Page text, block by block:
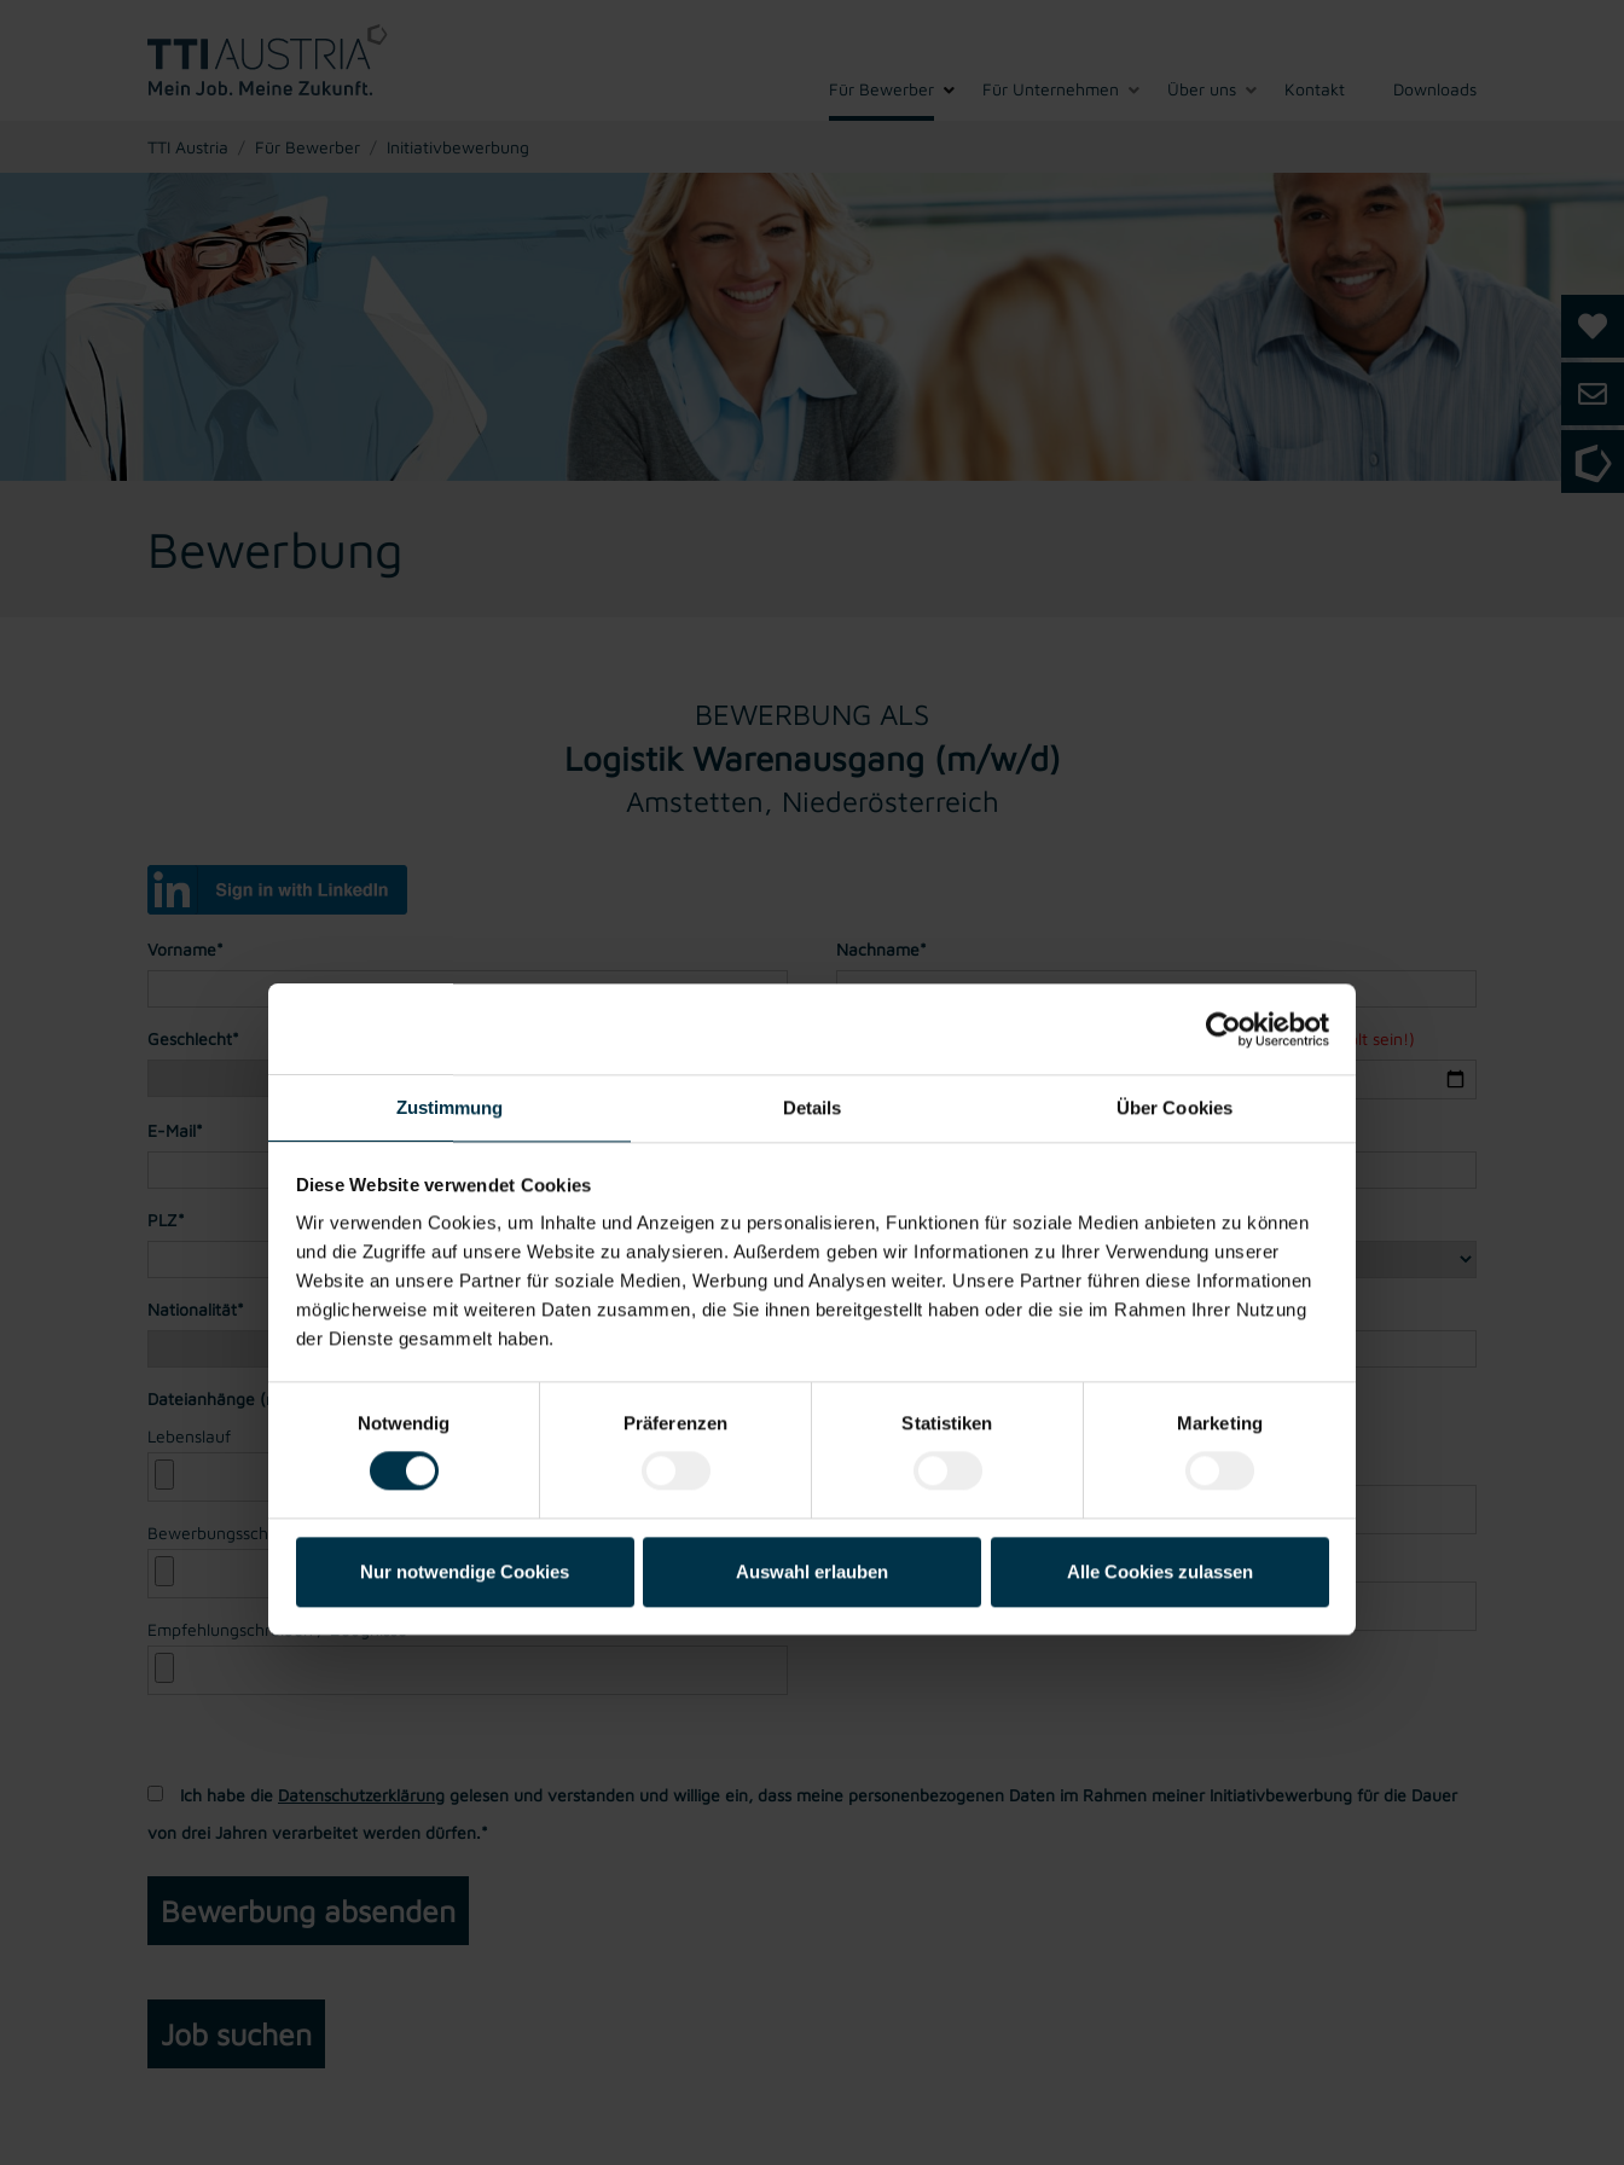
Zustimmung Details Über Cookies
Diese Website verwendet Cookies
Wir verwenden Cookies, um Inhalte und Anzeigen zu personalisieren, Funktionen für soziale Medien anbieten zu können
und die Zugriffe auf unsere Website zu analysieren. Außerdem geben wir Informationen zu Ihrer Verwendung unserer
Website an unsere Partner für soziale Medien, Werbung und Analysen weiter. Unsere Partner führen diese Informationen
möglicherweise mit weiteren Daten zusammen, die Sie ihnen bereitgestellt haben oder die sie im Rahmen Ihrer Nutzung
der Dienste gesammelt haben.
Einwilligungsauswahl
Notwendig
Präferenzen Statistiken Marketing
Nur notwendige Cookies Auswahl erlauben Alle Cookies zulassen
Für Bewerber Für Unternehmen Über uns Kontakt Downloads
TTI Austria Für Bewerber Initiativbewerbung
Bewerbung
BEWERBUNG ALS
Logistik Warenausgang (m/w/d)
Amstetten, Niederösterreich
Vorname* Nachname*
Geschlecht* (Sie müssen für eine Bewerbung mindestens 15 Jahre alt sein!)
E-Mail*
PLZ* Stadt* Land*
Nationalität* Telefon*
Dateianhänge (max. 30MB gesamt - Bilder, Word oder PDF)
Lebenslauf
Bewerbungsschreiben
Empfehlungschreiben / Zeugnisse
Datei 5
Ich habe die Datenschutzerklärung gelesen und verstanden und willige ein, dass meine personenbezogenen Daten im Rahmen meiner Initiativbewerbung für die Dauer
von drei Jahren verarbeitet werden dürfen.*
Job suchen